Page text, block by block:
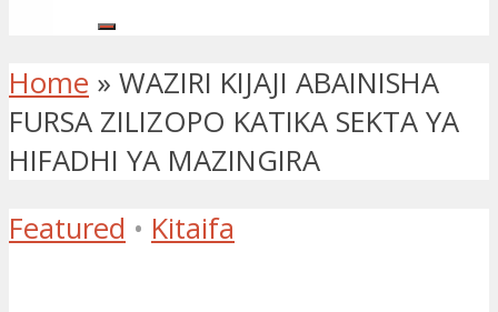
Home » WAZIRI KIJAJI ABAINISHA
FURSA ZILIZOPO KATIKA SEKTA YA
HIFADHI YA MAZINGIRA
Featured • Kitaifa